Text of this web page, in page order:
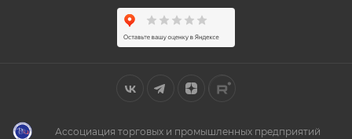
Ассоциация торговых и промышленных предприятий